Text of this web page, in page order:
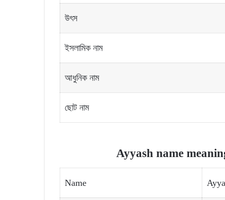
উৎস
ইসলামিক নাম
আধুনিক নাম
ছোট নাম
Ayyash name
Name